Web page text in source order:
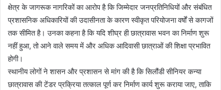
क्षेत्र के जागरूक नागरिकों का आरोप है कि जिम्मेदार जनप्रतिनिधियों और संबंधित
प्रशासनिक अधिकारियों की उदासीनता के कारण स्वीकृत परियोजना वर्षों से कागजों
तक सीमित है। उनका कहना है कि यदि शीघ्र ही छात्रावास भवन का निर्माण शुरू
नहीं हुआ, तो आने वाले समय में और अधिक आदिवासी छात्राओं की शिक्षा प्रभावित
होगी।
स्थानीय लोगों ने शासन और प्रशासन से मांग की है कि सिलौंडी सीनियर कन्या
छात्रावास की टेंडर प्रक्रिया तत्काल पूर्ण कर निर्माण कार्य शुरू कराया जाए, ताकि